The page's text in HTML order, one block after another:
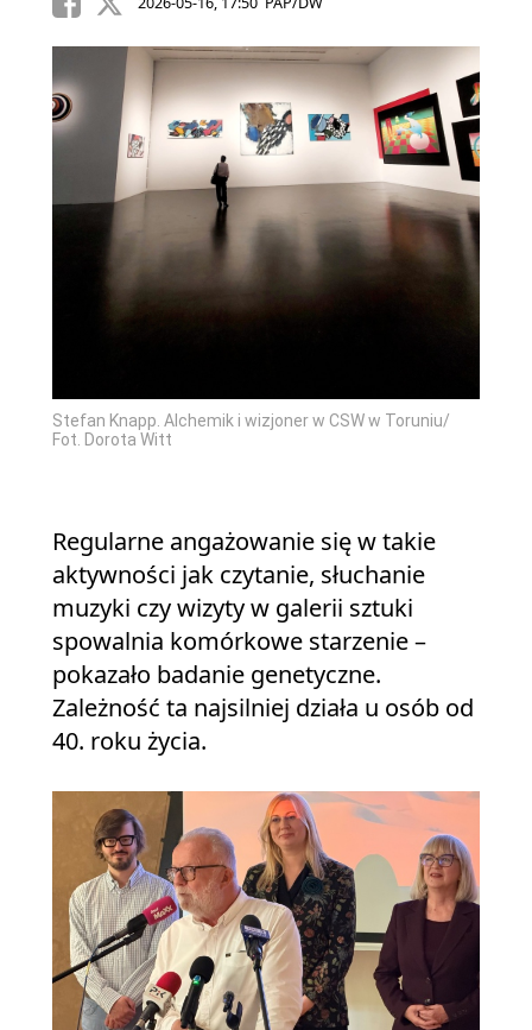
Stefan Knapp. Alchemik i wizjoner w CSW w Toruniu/
Fot. Dorota Witt
Regularne angażowanie się w takie
aktywności jak czytanie, słuchanie
muzyki czy wizyty w galerii sztuki
spowalnia komórkowe starzenie –
pokazało badanie genetyczne.
Zależność ta najsilniej działa u osób od
40. roku życia.